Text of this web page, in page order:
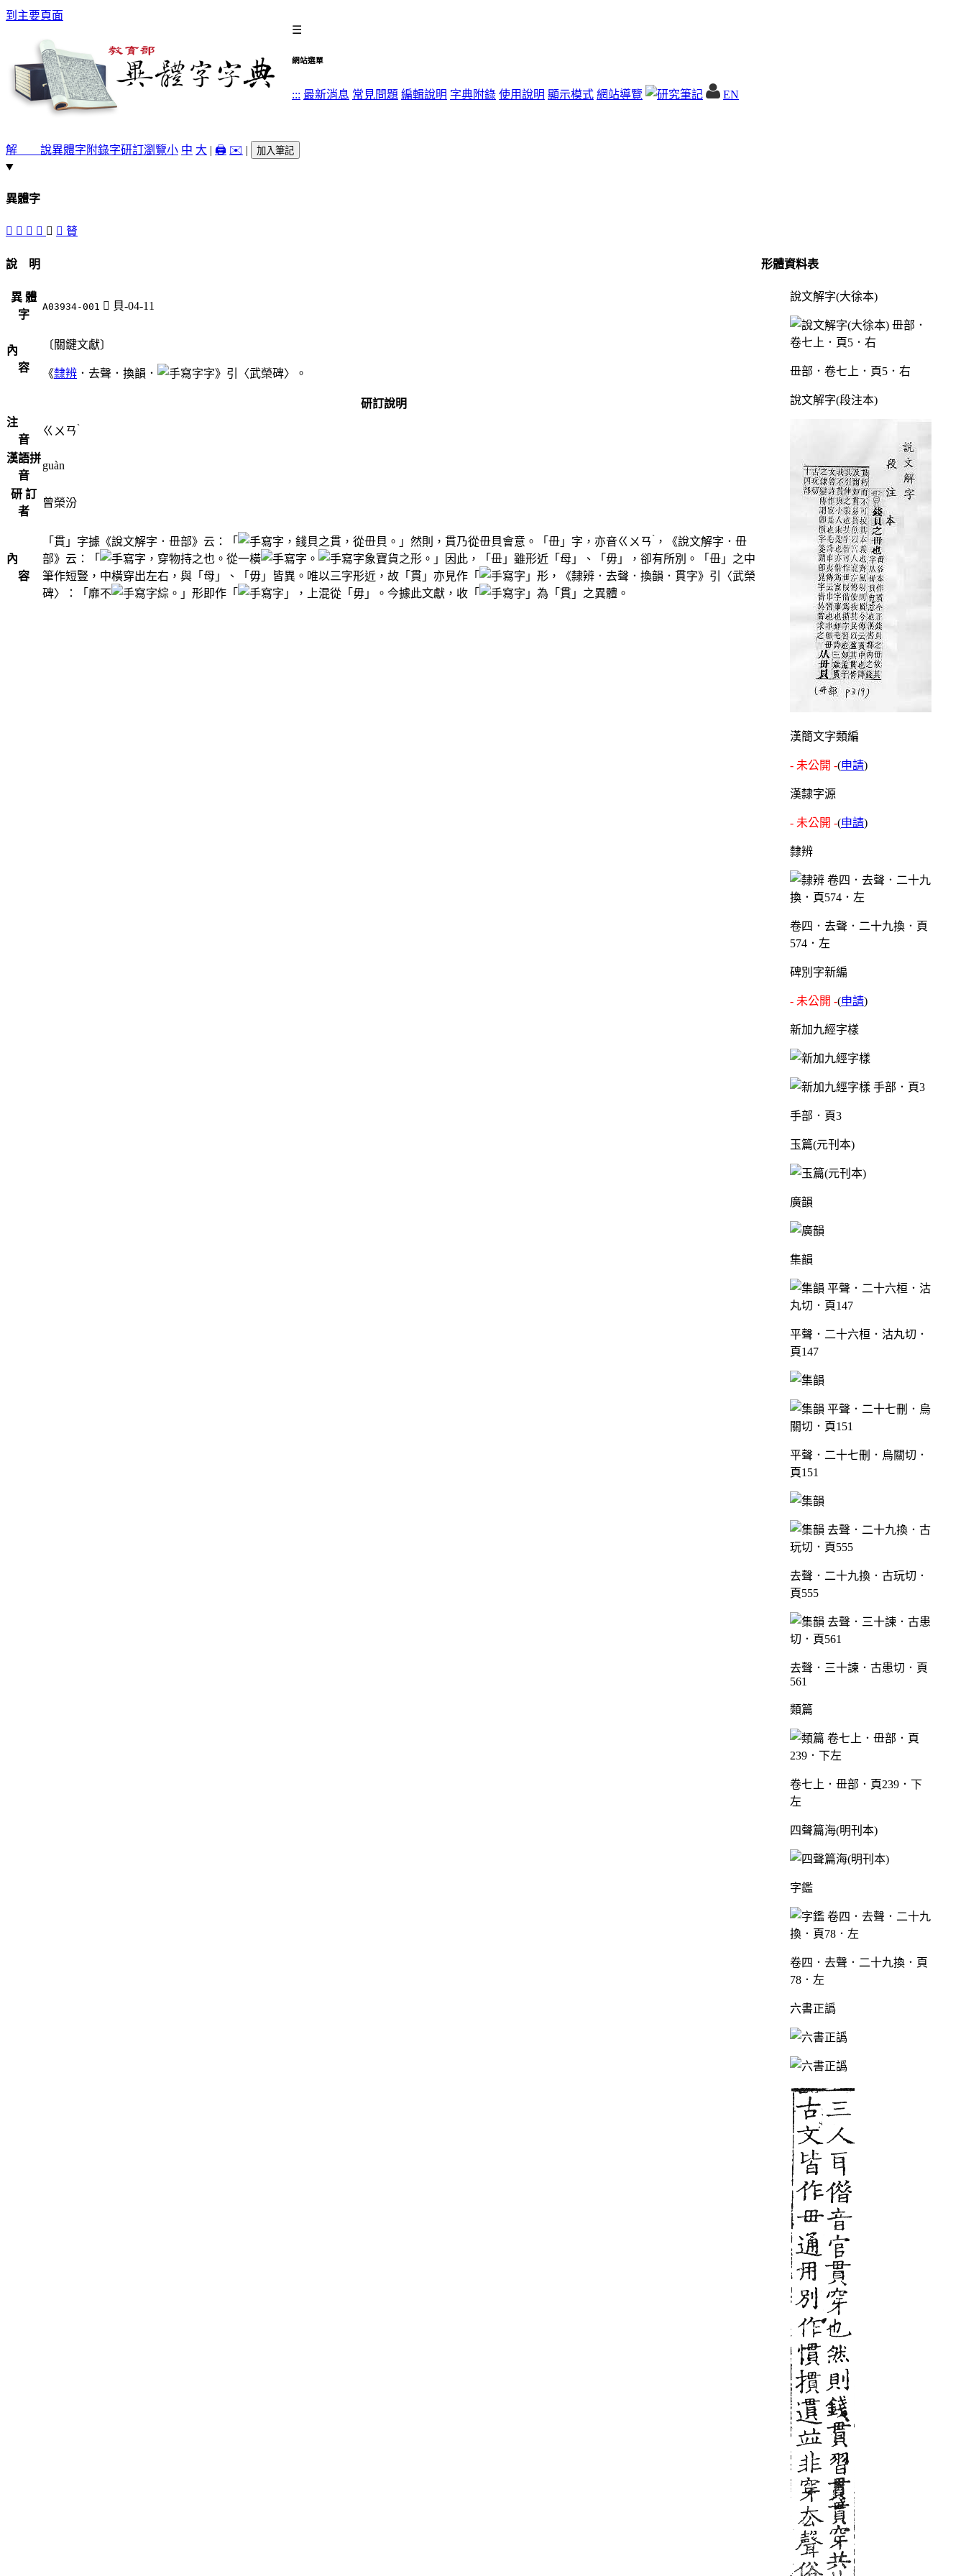
到主要頁面
☰
網站選單
::: 最新消息 常見問題 編輯說明 字典附錄 使用說明 顯示模式 網站導覽 EN
解 說異體字 附錄字研訂瀏覽小 中 大 | 🖨️ ✉️ | 加入筆記
異體字
𢿒 󵫺 󵫹 󵫸 󵫶 󵫷 䝺
說 明
異 體
字
A03934-001 󵫶 貝-04-11
內
容
〔關鍵文獻〕
《隸辨 ．去聲．換韻． 字》引〈武榮碑〉。
研訂說明
注
音
ㄍㄨㄢ ˋ
漢語拼
音
guàn
研 訂
者
曾榮汾
內
容
「貫」字據《說文解字．毌部》云：「 ，錢貝之貫，從毌貝。」然則，貫乃從毌貝會意。「毌」字，亦音ㄍㄨㄢ ˋ ，《說文解字．毌
部》云：「
，穿物持之也。從一橫 。
象寶貨之形。」因此，「毌」雖形近「母」、「毋」，卻有所別。「毌」之中
筆作短豎，中橫穿出左右，與「母」、「毋」皆異。唯以三字形近，故「貫」亦見作「
」形，《隸辨．去聲．換韻．貫字》引〈武榮
碑〉：「靡不
綜。」形即作「 」，上混從「毋」。今據此文獻，收「 」為「貫」之異體。
形體資料表
說文解字(大徐本)
毌部．卷七上．頁5．右
說文解字(段注本)
漢簡文字類編
- 未公開 -(申請)
漢隸字源
- 未公開 -(申請)
隸辨
卷四．去聲．二十九換．頁
574．左
碑別字新編
- 未公開 -(申請)
新加九經字樣
手部．頁3
玉篇(元刊本)
廣韻
集韻
平聲．二十六桓．沽丸切．
頁147
平聲．二十七刪．烏關切．
頁151
去聲．二十九換．古玩切．
頁555
去聲．三十諫．古患切．頁
561
類篇
卷七上．毌部．頁239．下
左
四聲篇海(明刊本)
字鑑
卷四．去聲．二十九換．頁
78．左
六書正譌